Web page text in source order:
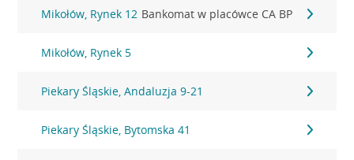
Mikołów, Rynek 12 Bankomat w placówce CA BP
Mikołów, Rynek 5
Piekary Śląskie, Andaluzja 9-21
Piekary Śląskie, Bytomska 41